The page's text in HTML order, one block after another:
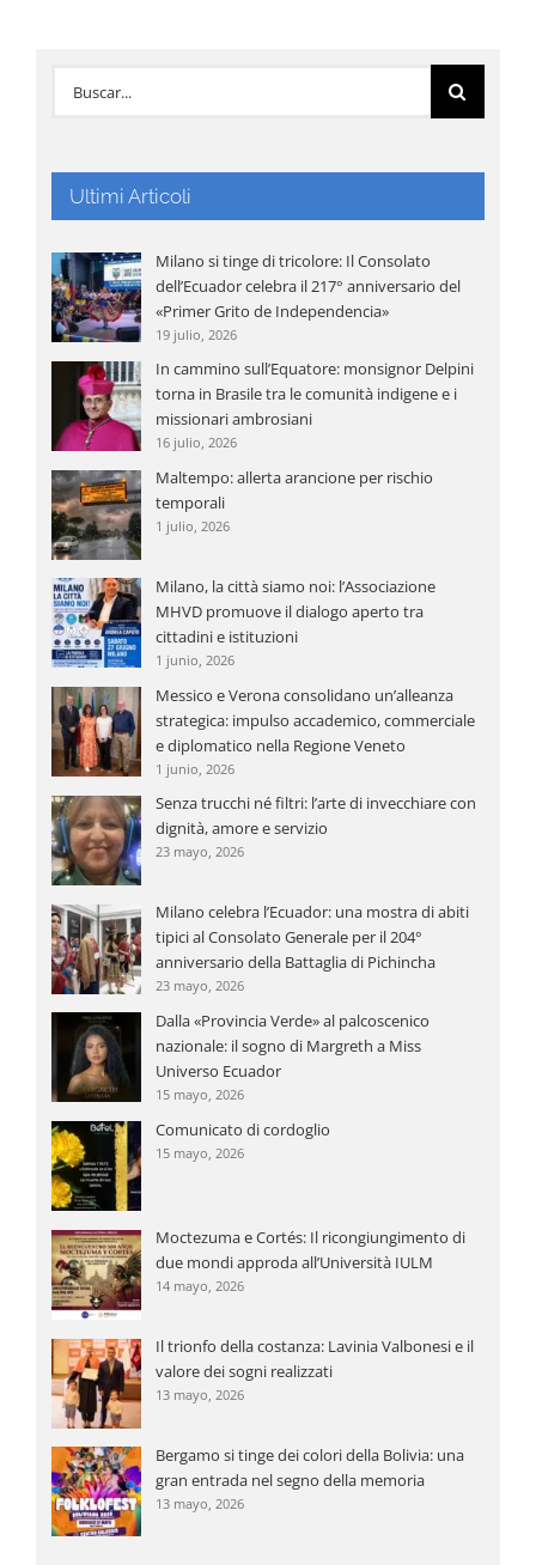
Buscar:
Ultimi Articoli
Milano si tinge di tricolore: Il Consolato
dell’Ecuador celebra il 217° anniversario del
«Primer Grito de Independencia»
19 julio, 2026
In cammino sull’Equatore: monsignor Delpini
torna in Brasile tra le comunità indigene e i
missionari ambrosiani
16 julio, 2026
Maltempo: allerta arancione per rischio
temporali
1 julio, 2026
Milano, la città siamo noi: l’Associazione
MHVD promuove il dialogo aperto tra
cittadini e istituzioni
1 junio, 2026
Messico e Verona consolidano un’alleanza
strategica: impulso accademico, commerciale
e diplomatico nella Regione Veneto
1 junio, 2026
Senza trucchi né filtri: l’arte di invecchiare con
dignità, amore e servizio
23 mayo, 2026
Milano celebra l’Ecuador: una mostra di abiti
tipici al Consolato Generale per il 204°
anniversario della Battaglia di Pichincha
23 mayo, 2026
Dalla «Provincia Verde» al palcoscenico
nazionale: il sogno di Margreth a Miss
Universo Ecuador
15 mayo, 2026
Comunicato di cordoglio
15 mayo, 2026
Moctezuma e Cortés: Il ricongiungimento di
due mondi approda all’Università IULM
14 mayo, 2026
Il trionfo della costanza: Lavinia Valbonesi e il
valore dei sogni realizzati
13 mayo, 2026
Bergamo si tinge dei colori della Bolivia: una
gran entrada nel segno della memoria
13 mayo, 2026